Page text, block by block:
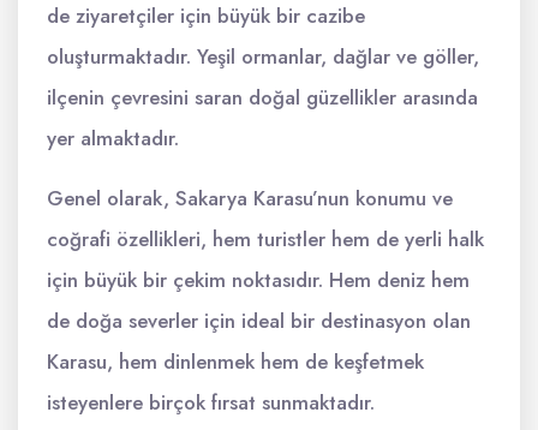
de ziyaretçiler için büyük bir cazibe
oluşturmaktadır. Yeşil ormanlar, dağlar ve göller,
ilçenin çevresini saran doğal güzellikler arasında
yer almaktadır.
Genel olarak, Sakarya Karasu’nun konumu ve
coğrafi özellikleri, hem turistler hem de yerli halk
için büyük bir çekim noktasıdır. Hem deniz hem
de doğa severler için ideal bir destinasyon olan
Karasu, hem dinlenmek hem de keşfetmek
isteyenlere birçok fırsat sunmaktadır.